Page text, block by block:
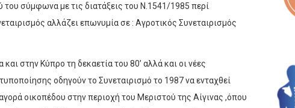
σύμφωνα με τις διατάξεις του Ν.1541/1985 περί
αλλάζει επωνυμία σε : Αγροτικός Συνεταιρισμός
στην Κύπρο τη δεκαετία του 80’ αλλά και οι νέες
οδηγούν το Συνεταιρισμό το 1987 να ενταχθεί
οικοπέδου στην περιοχή του Μεριστού της Αίγινας ,όπου